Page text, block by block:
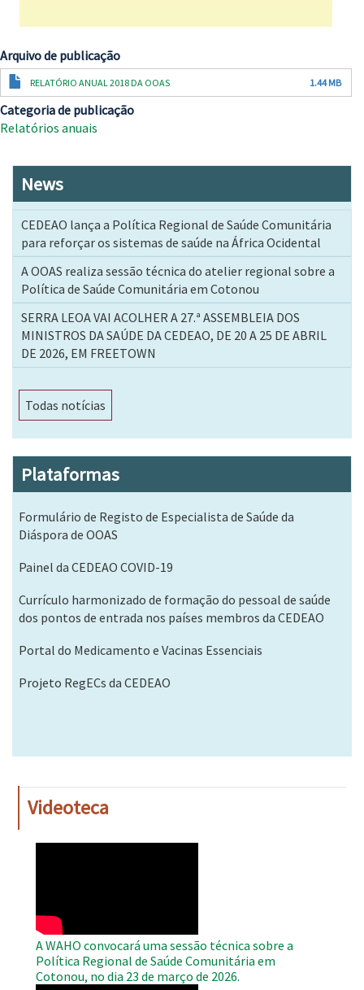
Arquivo de publicação
Documento
RELATÓRIO ANUAL 2018 DA OOAS 1.44 MB
Categoria de publicação
Relatórios anuais
News
CEDEAO lança a Política Regional de Saúde Comunitária
para reforçar os sistemas de saúde na África Ocidental
A OOAS realiza sessão técnica do atelier regional sobre a
Política de Saúde Comunitária em Cotonou
SERRA LEOA VAI ACOLHER A 27.ª ASSEMBLEIA DOS
MINISTROS DA SAÚDE DA CEDEAO, DE 20 A 25 DE ABRIL
DE 2026, EM FREETOWN
Todas notícias
Plataformas
Formulário de Registo de Especialista de Saúde da
Diáspora de OOAS
Painel da CEDEAO COVID-19
Currículo harmonizado de formação do pessoal de saúde
dos pontos de entrada nos países membros da CEDEAO
Portal do Medicamento e Vacinas Essenciais
Projeto RegECs da CEDEAO
Videoteca
A WAHO convocará uma sessão técnica sobre a
Política Regional de Saúde Comunitária em
Cotonou, no dia 23 de março de 2026.